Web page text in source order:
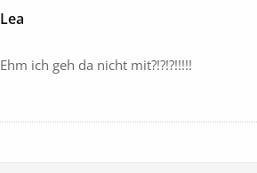
Lea
Ehm ich geh da nicht mit?!?!?!!!!!